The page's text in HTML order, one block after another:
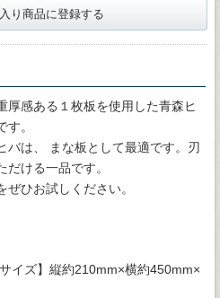
り商品に登録する
厚感ある１枚板を使用した青森ヒ
。
バは、 まな板として最適です。刃
ける一品です。
ひお試しください。
イズ】縦約210mm×横約450mm×